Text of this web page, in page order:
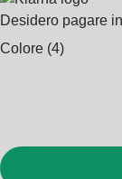
Desidero pagare
Colore (4)